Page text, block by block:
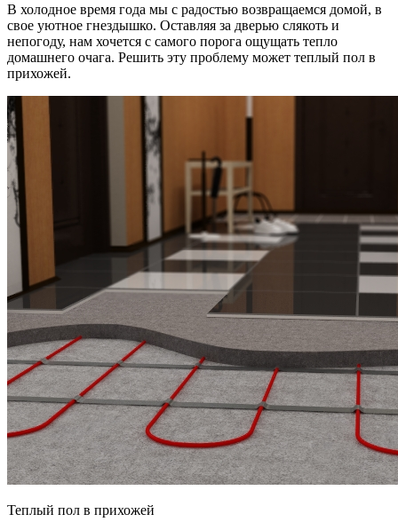
В холодное время года мы с радостью возвращаемся домой, в
свое уютное гнездышко. Оставляя за дверью слякоть и
непогоду, нам хочется с самого порога ощущать тепло
домашнего очага. Решить эту проблему может теплый пол в
прихожей.
Теплый пол в прихожей